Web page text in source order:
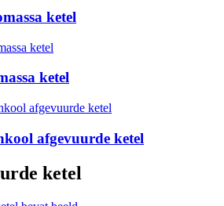
ketel
ketel
afgevuurde ketel
ketel